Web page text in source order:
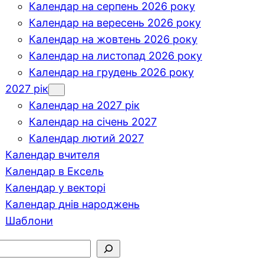
Календар на серпень 2026 року
Календар на вересень 2026 року
Календар на жовтень 2026 року
Календар на листопад 2026 року
Календар на грудень 2026 року
2027 рік
Календар на 2027 рік
Календар на січень 2027
Календар лютий 2027
Календар вчителя
Календар в Ексель
Календар у векторі
Календар днів народжень
Шаблони